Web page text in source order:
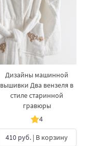
Дизайны машинной
вышивки Два вензеля в
стиле старинной
гравюры
4
410 руб. | В корзину